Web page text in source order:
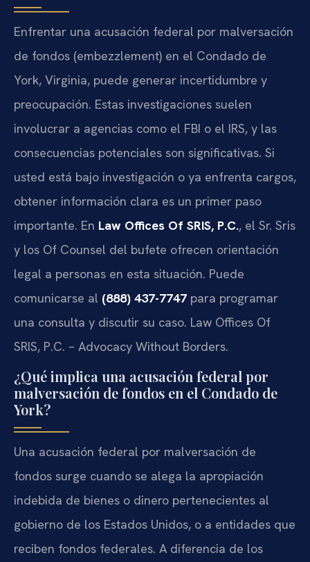
Enfrentar una acusación federal por malversación
de fondos (embezzlement) en el Condado de
York, Virginia, puede generar incertidumbre y
preocupación. Estas investigaciones suelen
involucrar a agencias como el FBI o el IRS, y las
consecuencias potenciales son significativas. Si
usted está bajo investigación o ya enfrenta cargos,
obtener información clara es un primer paso
importante. En Law Offices Of SRIS, P.C., el Sr. Sris
y los Of Counsel del bufete ofrecen orientación
legal a personas en esta situación. Puede
comunicarse al (888) 437-7747 para programar
una consulta y discutir su caso. Law Offices Of
SRIS, P.C. – Advocacy Without Borders.
¿Qué implica una acusación federal por
malversación de fondos en el Condado de
York?
Una acusación federal por malversación de
fondos surge cuando se alega la apropiación
indebida de bienes o dinero pertenecientes al
gobierno de los Estados Unidos, o a entidades que
reciben fondos federales. A diferencia de los